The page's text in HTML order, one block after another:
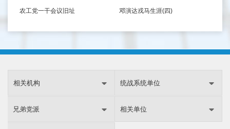
农工党一干会议旧址 邓演达戎马生涯(四)
相关机构 统战系统单位
兄弟党派 相关单位